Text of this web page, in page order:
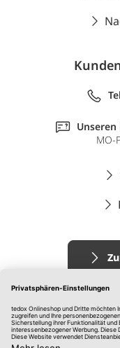
Unseren
MO-